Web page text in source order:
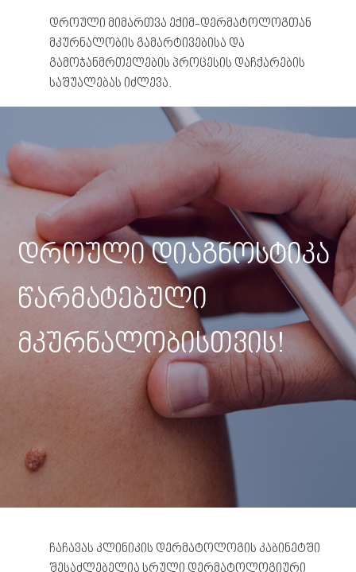
დროული მიმართვა ექიმ-დერმატოლოგთან
მკურნალობის გამარტივებისა და
გამოჯანმრთელების პროცესის დაჩქარების
საშუალებას იძლევა.
დროული დიაგნოსტიკა
წარმატებული
მკურნალობისთვის!
ჩაჩავას კლინიკის დერმატოლოგის კაბინეტში